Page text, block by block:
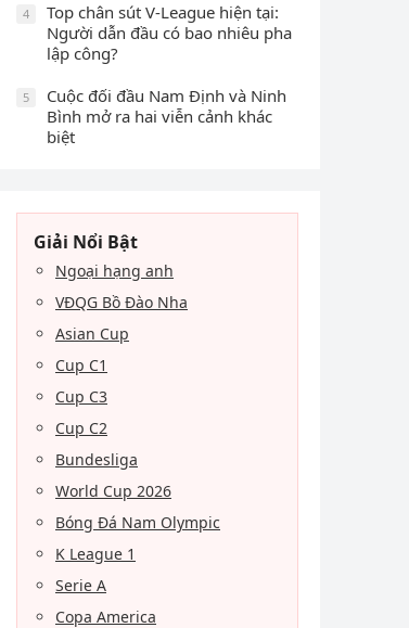
4
Top chân sút V-League hiện tại:
Người dẫn đầu có bao nhiêu pha
lập công?
5
Cuộc đối đầu Nam Định và Ninh
Bình mở ra hai viễn cảnh khác
biệt
Giải Nổi Bật
Ngoại hạng anh
VĐQG Bồ Đào Nha
Asian Cup
Cup C1
Cup C3
Cup C2
Bundesliga
World Cup 2026
Bóng Đá Nam Olympic
K League 1
Serie A
Copa America